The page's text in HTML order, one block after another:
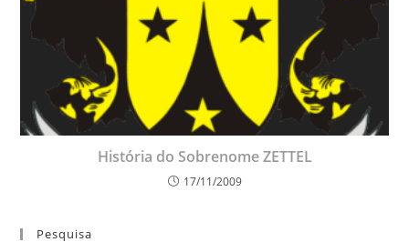
História do Sobrenome ZETTEL
17/11/2009
Pesquisa